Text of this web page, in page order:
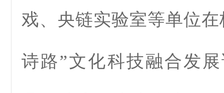
戏、央链实验室等单位
诗路”文化科技融合发